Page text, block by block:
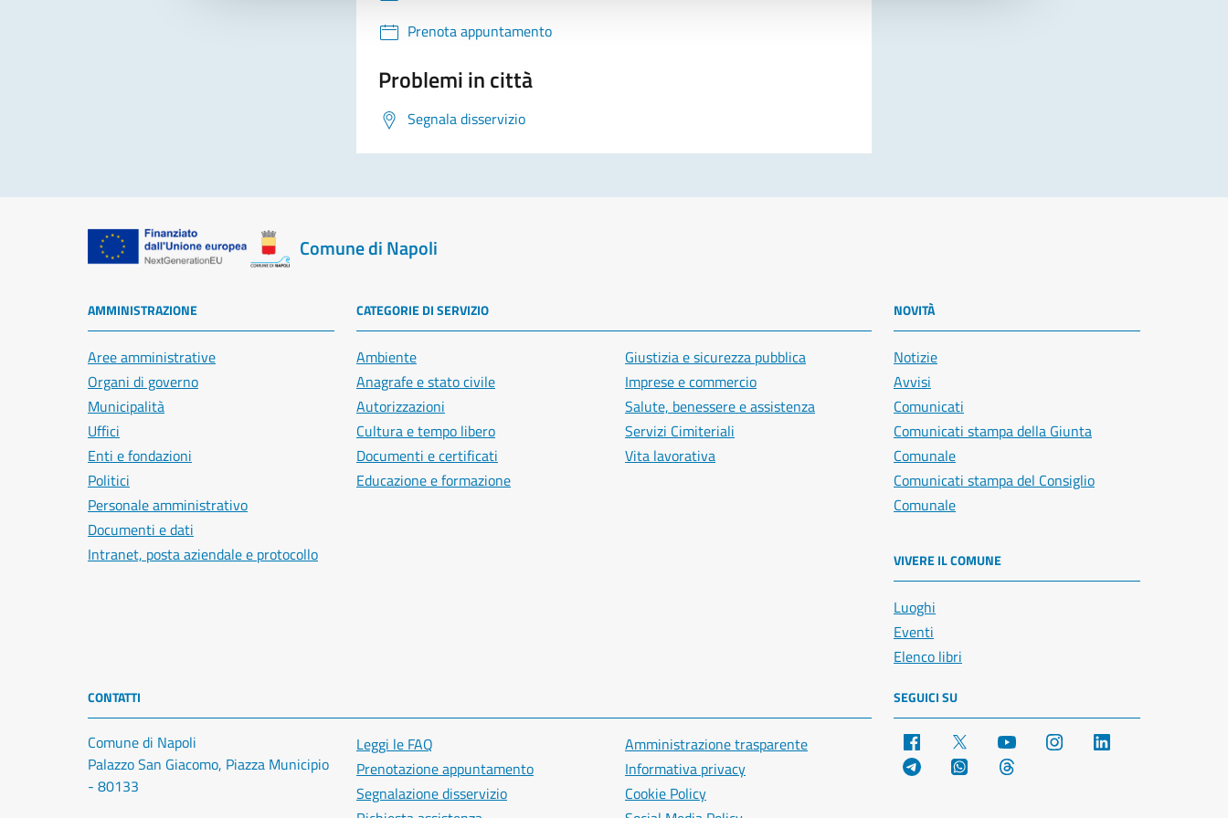
Prenota appuntamento
Problemi in città
Segnala disservizio
Comune di Napoli
AMMINISTRAZIONE
Aree amministrative
Organi di governo
Municipalità
Uffici
Enti e fondazioni
Politici
Personale amministrativo
Documenti e dati
Intranet, posta aziendale e protocollo
CATEGORIE DI SERVIZIO
Ambiente
Anagrafe e stato civile
Autorizzazioni
Cultura e tempo libero
Documenti e certificati
Educazione e formazione
Giustizia e sicurezza pubblica
Imprese e commercio
Salute, benessere e assistenza
Servizi Cimiteriali
Vita lavorativa
NOVITÀ
Notizie
Avvisi
Comunicati
Comunicati stampa della Giunta
Comunale
Comunicati stampa del Consiglio
Comunale
VIVERE IL COMUNE
Luoghi
Eventi
Elenco libri
CONTATTI
Comune di Napoli
Palazzo San Giacomo, Piazza Municipio
- 80133
Leggi le FAQ
Prenotazione appuntamento
Segnalazione disservizio
Amministrazione trasparente
Informativa privacy
Cookie Policy
SEGUICI SU
Facebook YouTube Instagram
Telegram WhatsApp